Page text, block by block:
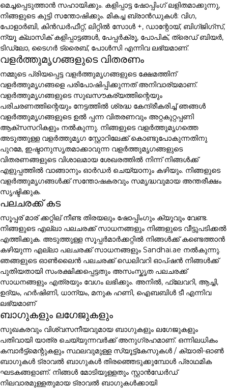
മെച്ചപ്പെടുത്താൻ സഹായിക്കും. കളിപ്പാട്ട ഷോപ്പിംഗ് ലളിതമാക്കുന്നു,
നിങ്ങളുടെ കുട്ടി സന്തോഷിക്കും. മികച്ച ബ്രാൻഡുകൾ: വിഗ,
പോളാർബി, കിൻഡർഫീറ്റ്, ലിറ്റിൽ സോൾ +, ഡാന്റോയ്, ബിഗ്ജിഗ്സ്,
ന്യൂ ക്ലാസിക് കളിപ്പാട്ടങ്ങൾ, പേപ്പർക്രൂ, പോപിക്, ത്രെഡ് ബിയർ,
ടിഡ്ലോ, ടൈഗർ ട്രൈബ്, പോൾസി എന്നിവ ലഭ്യമാണ്.
വളർത്തുമൃഗങ്ങളുടെ വിതരണം
നമ്മുടെ പ്രിയപ്പെട്ട വളർത്തുമൃഗങ്ങളുടെ ക്ഷേമത്തിന്
വളർത്തുമൃഗങ്ങളെ പരിപോഷിപ്പിക്കുന്നത് അനിവാര്യമാണ്.
വളർത്തുമൃഗങ്ങളുടെ സുഖസൗകര്യത്തിന്റെയും
പരിചരണത്തിന്റെയും നേട്ടത്തിൽ ശ്രദ്ധ കേന്ദ്രീകരിച്ച് ഞങ്ങൾ
വളർത്തുമൃഗങ്ങളുടെ ഉൽ പ്പന്ന വിതരണവും അറ്റകുറ്റപ്പണി
ആക്സസറികളും നൽകുന്നു. നിങ്ങളുടെ വളർത്തുമൃഗത്തെ
അടുത്തുള്ള വളർത്തുമൃഗ സ്റ്റോറിലേക്ക് കൊണ്ടുപോകുന്നതിനു
പുറമേ, ഇഷ്ടാനുസൃതമാക്കാവുന്ന വളർത്തുമൃഗങ്ങളുടെ
വിതരണങ്ങളുടെ വിശാലമായ ശേഖരത്തിൽ നിന്ന് നിങ്ങൾക്ക്
എളുപ്പത്തിൽ വാങ്ങാനും ഓർഡർ ചെയ്യാനും കഴിയും. നിങ്ങളുടെ
വളർത്തുമൃഗങ്ങൾക്ക് സന്തോഷകരവും സമൃദ്ധവുമായ അന്തരീക്ഷം
സൃഷ്ടിക്കുക.
പലചരക്ക് കട
സൂപ്പര് മാര് ക്കറ്റില് നീണ്ട തിരയലും ഷോപ്പിംഗും ക്യൂവും വേണ്ട.
നിങ്ങളുടെ എല്ലാ പലചരക്ക് സാധനങ്ങളും നിങ്ങളുടെ വീട്ടുപടിക്കൽ
എത്തിക്കുക. അടുത്തുള്ള സൂപ്പർമാർക്കറ്റിൽ നിങ്ങൾക്ക് കണ്ടെത്താൻ
കഴിയുന്ന എല്ലാ പലചരക്ക് സാധനങ്ങളും Sandhai.ae നൽകുന്നു.
ഞങ്ങളുടെ ഓൺലൈൻ പലചരക്ക് ഡെലിവറി ഓപ്ഷൻ നിങ്ങൾക്ക്
പുതിയതായി സംരക്ഷിക്കപ്പെട്ടതും അസംസ്കൃത പലചരക്ക്
സാധനങ്ങളും എത്രയും വേഗം ലഭിക്കും. അനിൽ, ഫ്ലേവറി, ആച്ചി,
ഉദ്യം, ഹർഷിണി, ധാന്യം, മനുക ഹണി, ഐബബിൾ ടീ എന്നിവ
ലഭ്യമാണ്
ബാഗുകളും ലഗേജുകളും
സുഖകരവും വിശ്വസനീയവുമായ ബാഗുകളും ലഗേജുകളും
പതിവായി യാത്ര ചെയ്യുന്നവർക്ക് അനുഗ്രഹമാണ്. ഒന്നിലധികം
കമ്പാർട്ട്മെന്റുകളും സ്ഥലവുമുള്ള സ്യൂട്ട്കേസുകൾ / ക്യാരി-ഓൺ
ബാഗുകൾ ട്രാവൽ ബാഗുകൾ തിരഞ്ഞെടുക്കുമ്പോൾ പ്രാഥമിക
ഘടകങ്ങളാണ്. നിങ്ങൾ മോടിയുള്ളതും സ്റ്റാൻഡേർഡ്
നിലവാരമുള്ളതുമായ ട്രാവൽ ബാഗുകൾക്കായി